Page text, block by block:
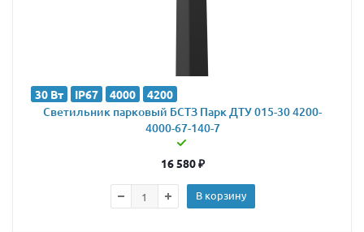
30 Вт IP67 4000 4200
Светильник парковый БСТЗ Парк ДТУ 015-30 4200-
4000-67-140-7
16 580₽
В корзину